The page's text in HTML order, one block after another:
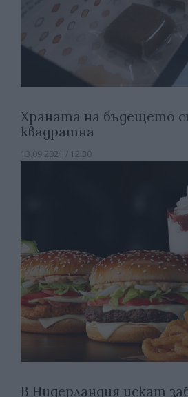
Храната на бъдещето
квадратна
13.09.2021 / 12:30
В Нидерландия искат